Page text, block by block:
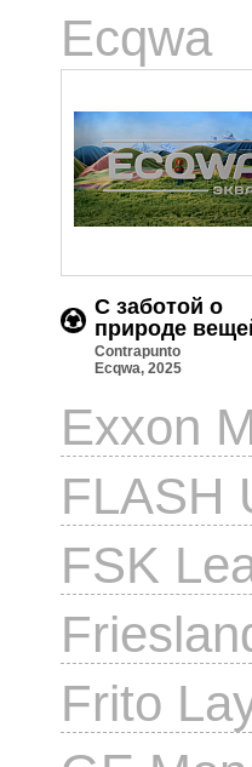
Ecqwa
С заботой о
природе
Contrapunto
Ecqwa, 2025
Exxon
FLASH
FSK
Frito